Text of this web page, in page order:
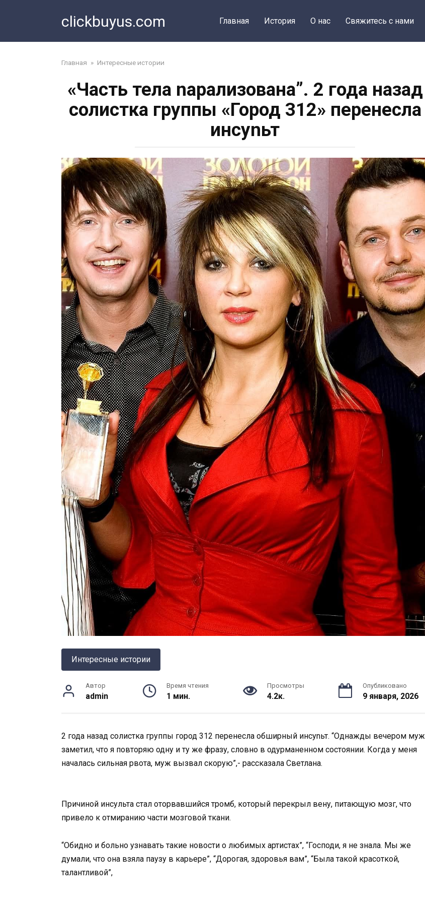
clickbuyus.com Главная История О нас Свяжитесь с нами
Главная » Интересные истории
«Часть тела nарализована”. 2 года назад
солистка группы «Город 312» перенесла
инсуnьт
Интересные истории
Автор
admin
Время чтения
1 мин.
Просмотры
4.2к.
Опубликовано
9 января, 2026
2 года назад солистка группы город 312 перенесла обширный инсуnьт. “Однажды вечером муж
заметил, что я повторяю одну и ту же фразу, словно в одурманенном состоянии. Когда у меня
началась сильная рвота, муж вызвал скорую”,- рассказала Светлана.
Причиной инсульта стал оторвавшийся тромб, который перекрыл вену, питающую мозг, что
привело к отмиранию части мозговой ткани.
“Обидно и больно узнавать такие новости о любимых артистах”, “Господи, я не знала. Мы же
думали, что она взяла паузу в карьере”, “Дорогая, здоровья вам”, “Была такой красоткой,
талантливой”,